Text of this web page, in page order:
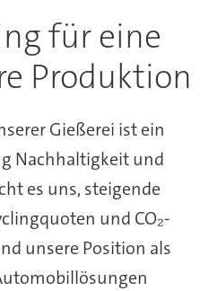
für eine
Produktion
Gießerei ist ein
Nachhaltigkeit und
es uns, steigende
und CO₂-
unsere Position als